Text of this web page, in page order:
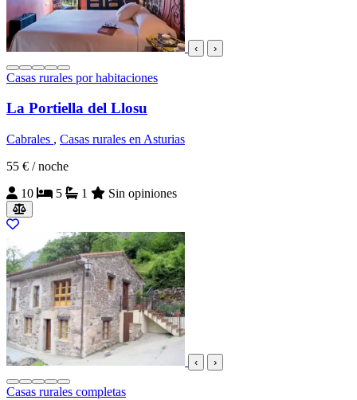
‹ ›
Casas rurales por habitaciones
La Portiella del Llosu
Cabrales , Casas rurales en Asturias
55 € / noche
10
5 1 Sin opiniones
‹ ›
Casas rurales completas